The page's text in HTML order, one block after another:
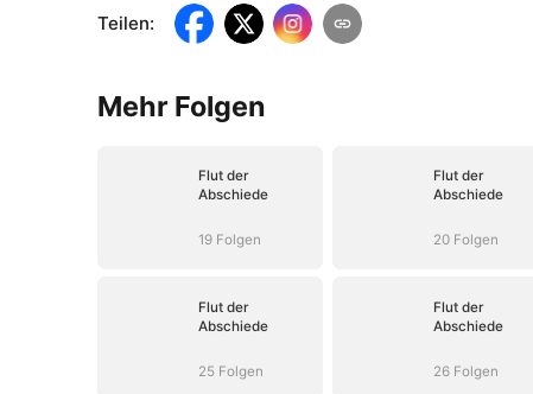
Teilen:
Mehr Folgen
Flut der
Abschiede
19 Folgen
Flut der
Abschiede
20 Folgen
Flut der
Abschiede
25 Folgen
Flut der
Abschiede
26 Folgen